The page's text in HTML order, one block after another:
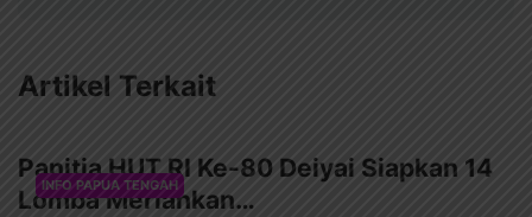
Artikel Terkait
INFO PAPUA TENGAH
Panitia HUT RI Ke-80 Deiyai Siapkan 14
Lomba Meriahkan…